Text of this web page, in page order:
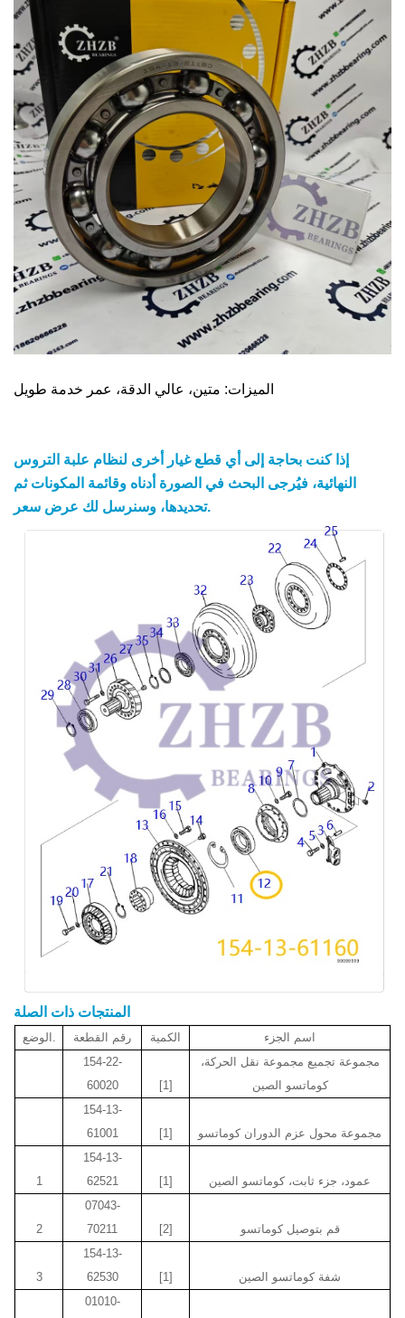
الميزات: متين، عالي الدقة، عمر خدمة طويل
إذا كنت بحاجة إلى أي قطع غيار أخرى لنظام علبة التروس
النهائية، فيُرجى البحث في الصورة أدناه وقائمة المكونات ثم
تحديدها، وسنرسل لك عرض سعر.
المنتجات ذات الصلة
الوضع. رقم القطعة الكمية
اسم الجزء
154-22-
60020
[1]
مجموعة تجميع مجموعة نقل الحركة،
كوماتسو الصين
154-13-
61001
[1] مجموعة محول عزم الدوران كوماتسو
1
154-13-
62521
[1] عمود، جزء ثابت، كوماتسو الصين
2
07043-
70211
[2] قم بتوصيل كوماتسو
3
154-13-
62530
[1]
شفة كوماتسو الصين
01010-